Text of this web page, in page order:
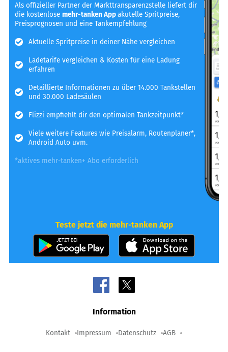
Als offizieller Partner der Markttransparenzstelle liefert dir
die kostenlosemehr-tanken Appakutelle Spritpreise,
Preisprognosen und eine Tankempfehlung
Aktuelle Spritpreise in deiner Nähe vergleichen
Ladetarife vergleichen & Kosten für eine Ladung
erfahren
Detaillierte Informationen zu über 14.000 Tankstellen
und 30.000 Ladesäulen
Flizzi empfiehlt dir den optimalen Tankzeitpunkt*
Viele weitere Features wie Preisalarm, Routenplaner*,
Android Auto uvm.
*aktives mehr-tanken+ Abo erforderlich
Teste jetzt die mehr-tanken App
Information
Kontakt Impressum Datenschutz AGB